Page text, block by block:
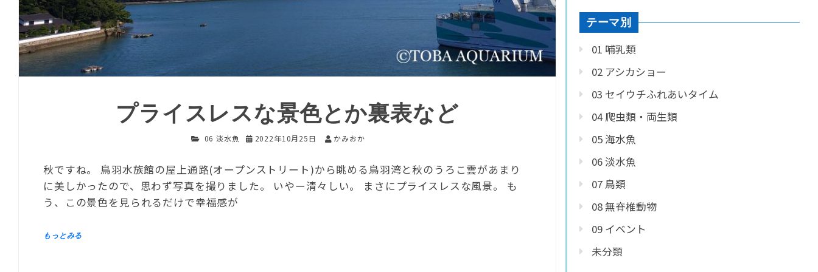
プライスレスな景色とか裏表など
06 淡水魚 2022年10月25日 かみおか
秋ですね。 鳥羽水族館の屋上通路(オープンストリート)から眺める鳥羽湾と秋のうろこ雲があまり
に美しかったので、思わず写真を撮りました。 いやー清々しい。 まさにプライスレスな風景。 も
う、この景色を見られるだけで幸福感が
テーマ別
01 哺乳類
02 アシカショー
03 セイウチふれあいタイム
04 爬虫類・両生類
05 海水魚
06 淡水魚
07 鳥類
08 無脊椎動物
09 イベント
未分類